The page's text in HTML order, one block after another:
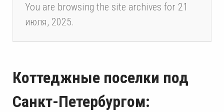
You are browsing the site archives for 21
июля, 2025.
Коттеджные поселки под
Санкт-Петербургом: